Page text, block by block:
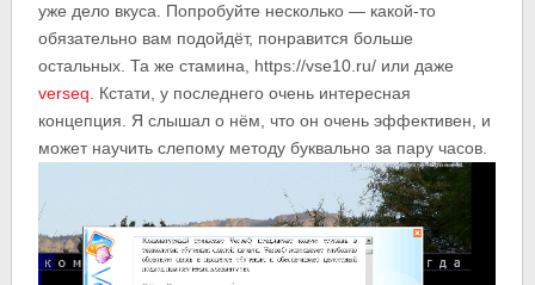
уже дело вкуса. Попробуйте несколько — какой-то
обязательно вам подойдёт, понравится больше
остальных. Та же стамина, https://vse10.ru/ или даже
verseq . Кстати, у последнего очень интересная
концепция. Я слышал о нём, что он очень эффективен, и
может научить слепому методу буквально за пару часов.